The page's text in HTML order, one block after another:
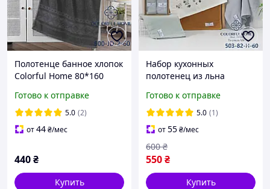
Полотенце банное хлопок
Colorful Home 80*160
Готово к отправке
5.0 (2)
от44₴/мес
440₴
Купить
Набор кухонных
полотенец из льна
на 60 см
Готово к отправке
5.0 (1)
от55₴/мес
550₴
600 ₴
Купить